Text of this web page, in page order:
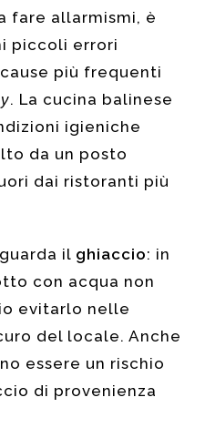
fare allarmismi, è
piccoli errori
più frequenti
. La cucina balinese
igieniche
da un posto
dai ristoranti più
il ghiaccio: in
con acqua non
evitarlo nelle
del locale. Anche
essere un rischio
di provenienza